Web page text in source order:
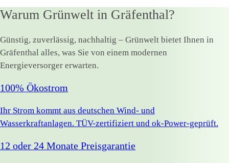
Warum Grünwelt in Gräfenthal?
Günstig, zuverlässig, nachhaltig – Grünwelt bietet Ihnen in
Gräfenthal alles, was Sie von einem modernen
Energieversorger erwarten.
100% Ökostrom
Ihr Strom kommt aus deutschen Wind- und
Wasserkraftanlagen. TÜV-zertifiziert und ok-Power-geprüft.
12 oder 24 Monate Preisgarantie